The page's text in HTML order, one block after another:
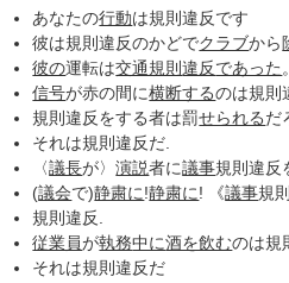
あなたの行動は規則違反です
彼は規則違反のかどでクラブから
彼の運転は交通規則違反であった 。
信号が赤の間に横断するのは規則
規則違反をする者は罰せられるだ
それは規則違反だ.
〈議長が〉演説者に議事規則違反
(議会で)静粛に!静粛に! 《議事規
規則違反.
従業員が執務中に酒を飲むのは規
それは規則違反だ